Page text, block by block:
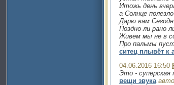
Итожь день
а Солнце
Дарю вам
Поздно ли рано
Живем мы не в
Про пальмы
ситец плывёт к
04.06.2016 16:50
Это - суперская
вещи звука